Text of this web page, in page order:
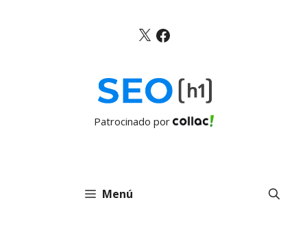
X Facebook
Patrocinado por
Menú